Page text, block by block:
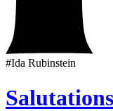
#Ida Rubinstein